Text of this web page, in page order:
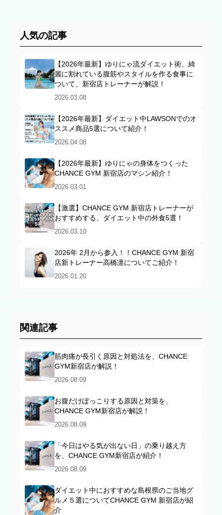
人気の記事
【2026年最新】ゆりにゃ流ダイエット術、綺
麗に割れている腹筋やスタイルを作る食事に
ついて、新宿店トレーナーが解説！
2026.03.08
【2026年最新】ダイエット中LAWSONでのオ
ススメ商品5選について紹介！
2026.04.08
【2026年最新】ゆりにゃの身体をつくった
CHANCE GYM 新宿店のマシン紹介！
2026.03.01
【激選】CHANCE GYM 新宿店トレーナーが
おすすめする、ダイエット中の外食5選！
2026.03.10
2026年 2月から参入！！CHANCE GYM 新宿
店新トレーナー高橋凛についてご紹介！
2026.01.20
関連記事
筋肉痛が長引く原因と対処法を、CHANCE
GYM新宿店が解説！
2026.08.09
お腹だけぽっこりする原因と対策を、
CHANCE GYM新宿店が解説！
2026.08.09
「今日はやる気が出ない日」の乗り越え方
を、CHANCE GYM新宿店が紹介！
2026.08.09
ダイエット中におすすめな島根県のご当地グ
ルメ５選についてCHANCE GYM 新宿店が紹
介